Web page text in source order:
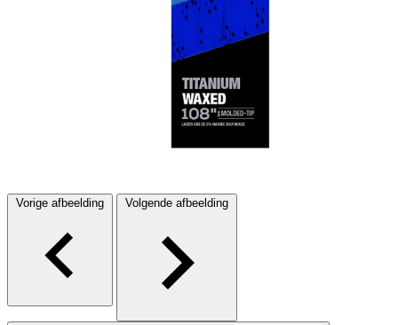
Vorige afbeelding Volgende afbeelding